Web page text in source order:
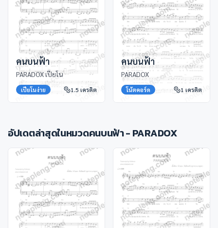
คนบนฟ้า
PARADOX เปียโน
เปียโนง่าย 1.5 เครดิต
คนบนฟ้า
PARADOX
โน้ตคอร์ด 1เครดิต
อัปเดตล่าสุดในหมวดคนบนฟ้า - PARADOX